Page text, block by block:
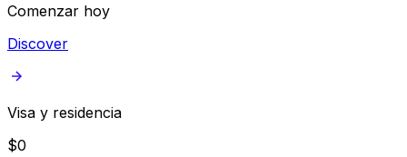
Comenzar hoy
Discover
Visa y residencia
$0